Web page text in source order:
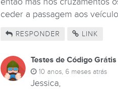
ceder a passagem aos
RESPONDER LINK
Testes de Código Grátis
10 anos, 6 meses atrás
Jessica,